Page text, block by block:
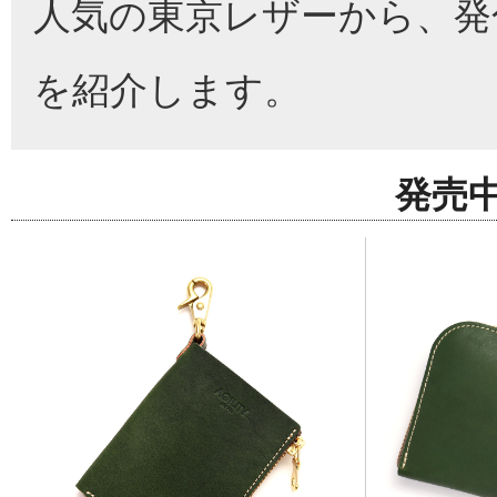
人気の東京レザーから、
を紹介します。
発売